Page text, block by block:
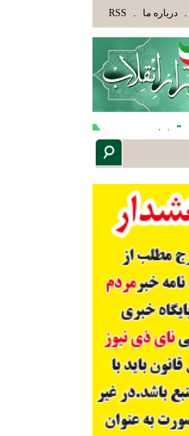
هدایت یافته،حرفها را میشنوند و سپس . درباره ما .
RSS